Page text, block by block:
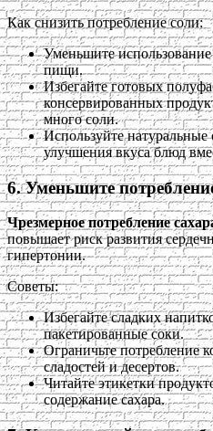
Как снизить потребление соли:
Уменьшите
пищи.
Избегайте готовых
консервированных
много соли.
Используйте
улучшения вкуса блюд
6. Уменьшите
Чрезмерное потребление
повышает риск развития
гипертонии.
Советы:
Избегайте сладких
пакетированные соки.
Ограничьте потребление
сладостей и десертов.
Читайте этикетки
содержание сахара.